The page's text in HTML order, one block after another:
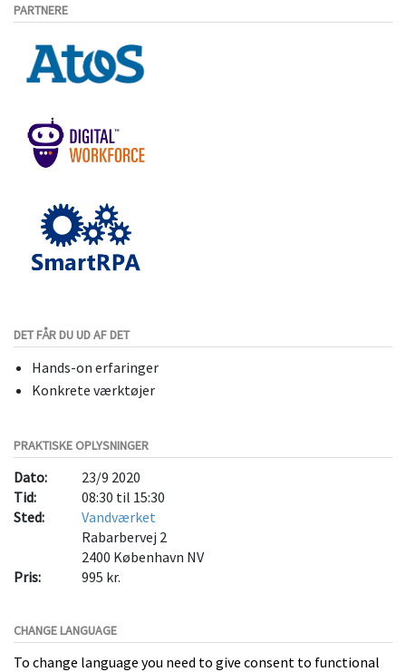
PARTNERE
DET FÅR DU UD AF DET
Hands-on erfaringer
Konkrete værktøjer
PRAKTISKE OPLYSNINGER
Dato:
23/9 2020
Tid:
08:30 til 15:30
Sted:
Vandværket
Rabarbervej 2
2400 København NV
Pris:
995 kr.
CHANGE LANGUAGE
To change language you need to give consent to functional